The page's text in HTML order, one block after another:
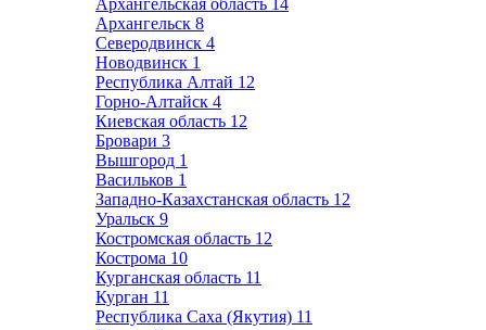
Архангельская область 14
Архангельск 8
Северодвинск 4
Новодвинск 1
Республика Алтай 12
Горно-Алтайск 4
Киевская область 12
Бровари 3
Вышгород 1
Васильков 1
Западно-Казахстанская область 12
Уральск 9
Костромская область 12
Кострома 10
Курганская область 11
Курган 11
Республика Саха (Якутия) 11